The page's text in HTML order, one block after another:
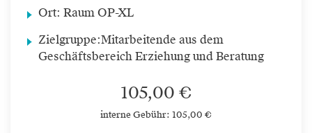
Ort: Raum OP-XL
Zielgruppe:Mitarbeitende aus dem
Geschäftsbereich Erziehung und Beratung
105,00 €
interne Gebühr: 105,00 €